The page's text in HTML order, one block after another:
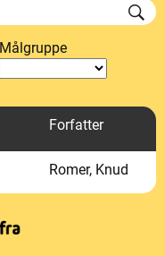
Målgruppe
Forfatter
Romer, Knud